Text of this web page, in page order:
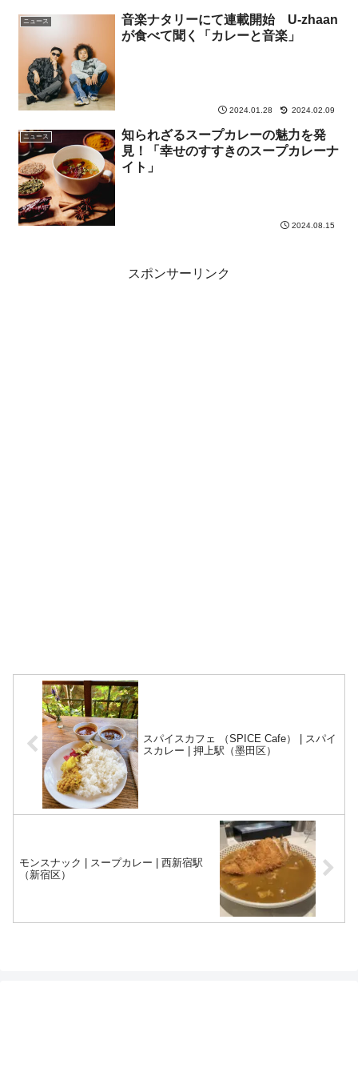
ニュース
音楽ナタリーにて連載開始 U-zhaan
が食べて聞く「カレーと音楽」
2024.01.28 2024.02.09
ニュース
知られざるスープカレーの魅力を発
見！「幸せのすすきのスープカレーナ
イト」
2024.08.15
スポンサーリンク
スパイスカフェ （SPICE Cafe） | スパイ
スカレー | 押上駅（墨田区）
モンスナック | スープカレー | 西新宿駅
（新宿区）